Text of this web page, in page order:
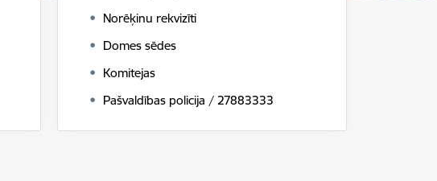
Norēķinu rekvizīti
Domes sēdes
Komitejas
Pašvaldības policija / 27883333